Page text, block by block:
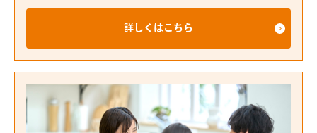
詳しくはこちら